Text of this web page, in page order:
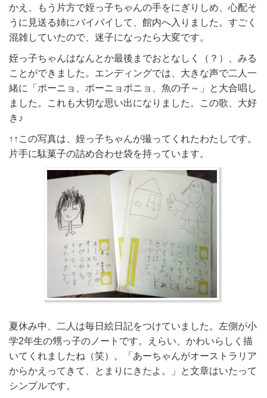
かえ、もう片方で姪っ子ちゃんの手をにぎりしめ、心配そ
うに見送る姉にバイバイして、館内へ入りました。すごく
混雑していたので、迷子になったら大変です。
姪っ子ちゃんはなんとか最後までおとなしく（？）、みる
ことができました。エンディングでは、大きな声で二人一
緒に「ポーニョ、ポーニョポニョ、魚の子～」と大合唱し
ました。これも大切な思い出になりました。この歌、大好
き♪
↑↑この写真は、姪っ子ちゃんが撮ってくれたわたしです。
片手に駄菓子の詰め合わせ袋を持っています。
夏休み中、二人は毎日絵日記をつけていました。左側が小
学2年生の甥っ子のノートです。えらい、かわいらしく描
いてくれましたね（笑）。「あーちゃんがオーストラリア
からかえってきて、とまりにきたよ。」と文章はいたって
シンプルです。